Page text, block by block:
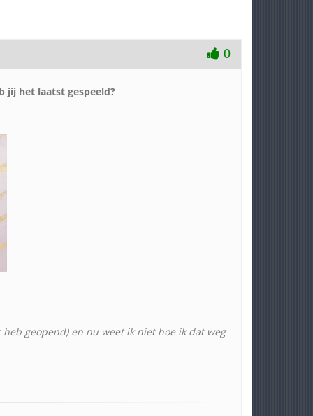
0
jij het laatst gespeeld?
geopend) en nu weet ik niet hoe ik dat weg